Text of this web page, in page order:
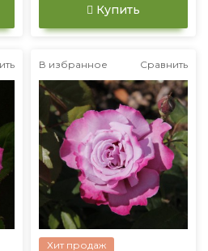
Купить
В избранное Сравнить
Хит продаж